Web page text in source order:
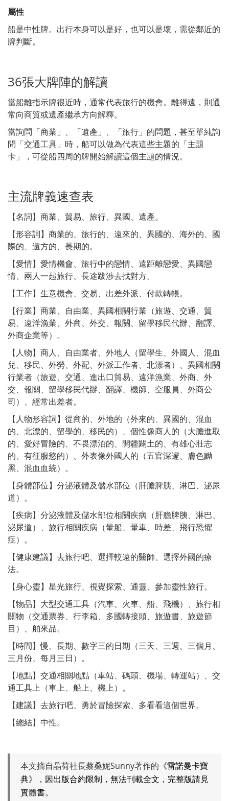
屬性
船是中性牌。出行本身可以是好，也可以是壞，需從鄰近的
牌判斷。
36張大牌陣的解讀
當船離指示牌很近時，通常代表旅行的機會。離得遠，則通
常向商貿或遺產繼承方向解釋。
當詢問「商業」、「遺產」、「旅行」的問題，甚至單純詢
問「交通工具」時，船可以做為代表這些主題的「主題
卡」，可從船四周的牌開始解讀這個主題的情況。
主流牌義速查表
【名詞】商業、貿易、旅行、異國、遺產。
【形容詞】商業的、旅行的、遠來的、異國的、海外的、國
際的、遠方的、長期的。
【愛情】愛情機會、旅行中的戀情、遠距離戀愛、異國戀
情、兩人一起旅行、長途跋涉去找對方。
【工作】生意機會、交易、出差外派、付款轉帳。
【行業】商業、自由業、異國相關行業（旅遊、交通、貿
易、遠洋漁業、外商、外交、報關、留學移民代辦、翻譯、
外商企業等）。
【人物】商人、自由業者、外地人（留學生、外國人、混血
兒、移民、外勞、外配、外派工作者、北漂者）、異國相關
行業者（旅遊、交通、進出口貿易、遠洋漁業、外商、外
交、報關、留學移民代辦、翻譯、機師、空服員、外商公
司）、經常出差者。
【人物形容詞】從商的、外地的（外來的、異國的、混血
的、北漂的、留學的、移民的）、個性像商人的（大膽進取
的、愛好冒險的、不畏漂泊的、開疆闢土的、有雄心壯志
的、有征服慾的）、外表像外國人的（五官深邃、膚色黝
黑、混血血統）。
【身體部位】分泌液體及儲水部位（肝膽脾胰、淋巴、泌尿
道）。
【疾病】分泌液體及儲水部位相關疾病（肝膽脾胰、淋巴、
泌尿道）、旅行相關疾病（暈船、暈車、時差、飛行恐懼
症）。
【健康建議】去旅行吧、選擇較遠的醫師、選擇外國的療
法。
【身心靈】星光旅行、視覺探索、通靈、參加靈性旅行。
【物品】大型交通工具（汽車、火車、船、飛機）、旅行相
關物（交通票券、行李箱、多國轉接頭、旅遊書、旅遊節
目）、舶來品。
【時間】慢、長期、數字三的日期（三天、三週、三個月、
三月份、每月三日）。
【地點】交通相關地點（車站、碼頭、機場、轉運站）、交
通工具上（車上、船上、機上）。
【建議】去旅行吧、勇於冒險探索、多看看這個世界。
【總結】中性。
本文摘自晶荷社長蔡桑妮Sunny著作的 《雷諾曼卡寶
典》，因出版合約限制，無法刊載全文，完整版請見
實體書。